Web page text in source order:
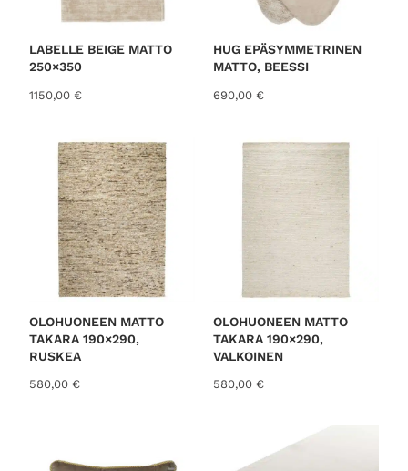
LABELLE BEIGE MATTO
250×350
1150,00 €
HUG EPÄSYMMETRINEN
MATTO, BEESSI
690,00 €
OLOHUONEEN MATTO
TAKARA 190×290,
RUSKEA
580,00 €
OLOHUONEEN MATTO
TAKARA 190×290,
VALKOINEN
580,00 €